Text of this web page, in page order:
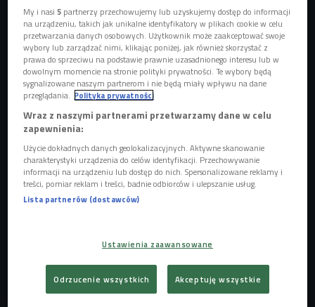
Piotr Galus i Marcin Wikszemski Foto: Czwórka/Magdalena Żelazowska
Jeżeli chodzi o nasze zdrowie, to, jak mówił gość Czwórki
zaczniemy się rozciągać, warto udać się do fizjoterapeuty,
który po przeprowadzeniu szeregu badań stwierdzi, w jaki
sposób pracować z naszym ciałem, żeby uzyskać
My i nasi5 partnerzy przechowujemy lub uzyskujemy dostęp do informacji
na urządzeniu, takich jak unikalne identyfikatory w plikach cookie w celu
przetwarzania danych osobowych. Użytkownik może zaakceptować swoje
wybory lub zarządzać nimi, klikając poniżej, jak również skorzystać z
prawa do sprzeciwu na podstawie prawnie uzasadnionego interesu lub w
dowolnym momencie na stronie polityki prywatności. Te wybory będą
sygnalizowane naszym partnerom i nie będą miały wpływu na dane
przeglądania. Polityka prywatności
Wraz z naszymi partnerami przetwarzamy dane w celu
zapewnienia:
Użycie dokładnych danych geolokalizacyjnych. Aktywne skanowanie
charakterystyki urządzenia do celów identyfikacji. Przechowywanie
informacji na urządzeniu lub dostęp do nich. Spersonalizowane reklamy i
treści, pomiar reklam i treści, badnie odbiorców i ulepszanie usług.
Lista partnerów (dostawców)
Ustawienia zaawansowane
Odrzucenie wszystkich Akceptuję wszystkie